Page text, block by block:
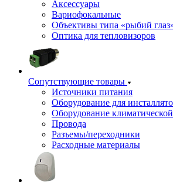
Аксессуары
Вариофокальные
Объективы типа «рыбий
Оптика для тепловизоров
Сопутствующие товары
Источники питания
Оборудование для
Оборудование
Провода
Разъемы/переходники
Расходные материалы